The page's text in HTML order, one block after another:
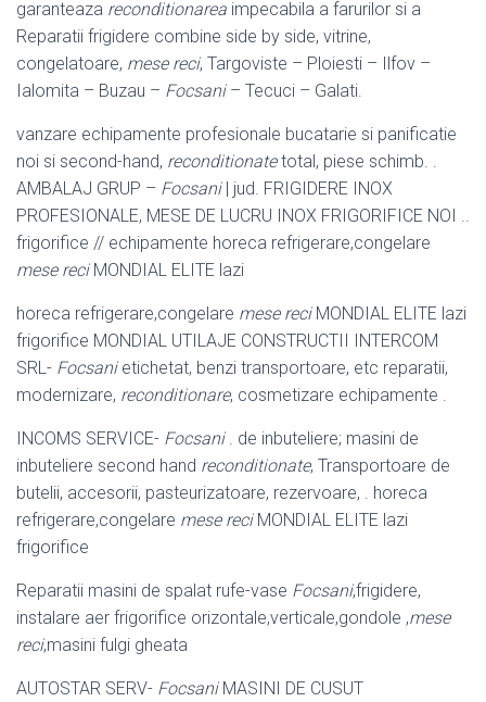
garanteaza reconditionarea impecabila a farurilor si a
Reparatii frigidere combine side by side, vitrine,
congelatoare, mese reci, Targoviste – Ploiesti – Ilfov –
Ialomita – Buzau – Focsani– Tecuci – Galati.
vanzare echipamente profesionale bucatarie si panificatie
noi si second-hand, reconditionatetotal, piese schimb. .
AMBALAJ GRUP – Focsani| jud. FRIGIDERE INOX
PROFESIONALE, MESE DE LUCRU INOX FRIGORIFICE NOI ..
frigorifice // echipamente horeca refrigerare,congelare
mese reciMONDIAL ELITE lazi
horeca refrigerare,congelare mese reciMONDIAL ELITE lazi
frigorifice MONDIAL UTILAJE CONSTRUCTII INTERCOM
SRL- Focsanietichetat, benzi transportoare, etc reparatii,
modernizare, reconditionare, cosmetizare echipamente .
INCOMS SERVICE- Focsani. de inbuteliere; masini de
inbuteliere second hand reconditionate, Transportoare de
butelii, accesorii, pasteurizatoare, rezervoare, . horeca
refrigerare,congelare mese reciMONDIAL ELITE lazi
frigorifice
Reparatii masini de spalat rufe-vase Focsani,frigidere,
instalare aer frigorifice orizontale,verticale,gondole ,mese
reci,masini fulgi gheata
AUTOSTAR SERV- FocsaniMASINI DE CUSUT